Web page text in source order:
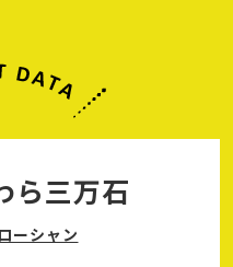
三万石
ーシャン